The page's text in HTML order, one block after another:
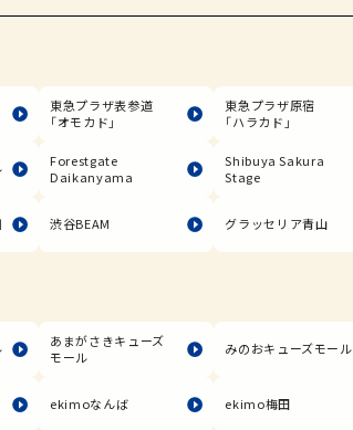
東急プラザ表参道
「オモカド」
東急プラザ原宿
「ハラカド」
Forestgate
Daikanyama
Shibuya Sakura
Stage
渋谷BEAM グラッセリア青山
あまがさきキューズ
モール
みのおキューズモール
ekimoなんば ekimo梅田